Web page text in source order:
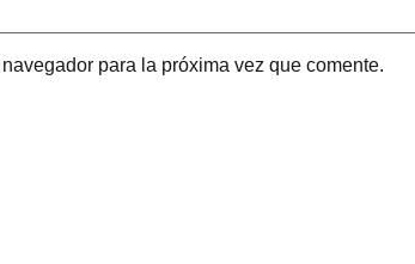
para la próxima vez que comente.